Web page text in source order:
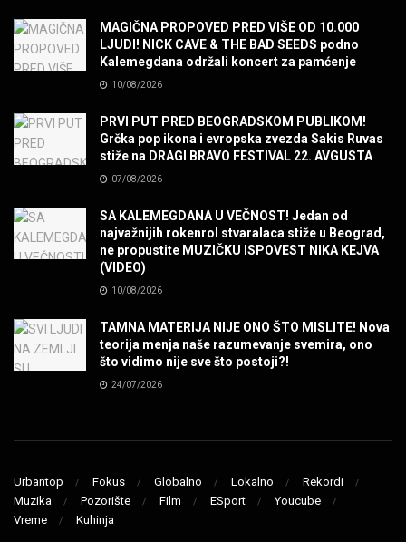
MUZIKA
POVRATAK Iron Maiden The Writing On The Wall
SENIDAHHH!
MUZIKA
Miss You! Charlie Watts
MUZIKA
MUZIKA
MAD MAD DRUMMER!
MUZIKA
MAGIČNA PROPOVED PRED VIŠE OD 10.000
LJUDI! NICK CAVE & THE BAD SEEDS podno
Kalemegdana održali koncert za pamćenje
10/08/2026
PRVI PUT PRED BEOGRADSKOM PUBLIKOM!
Grčka pop ikona i evropska zvezda Sakis Ruvas
stiže na DRAGI BRAVO FESTIVAL 22. AVGUSTA
07/08/2026
SA KALEMEGDANA U VEČNOST! Jedan od
najvažnijih rokenrol stvaralaca stiže u Beograd,
ne propustite MUZIČKU ISPOVEST NIKA KEJVA
(VIDEO)
10/08/2026
TAMNA MATERIJA NIJE ONO ŠTO MISLITE! Nova
teorija menja naše razumevanje svemira, ono
što vidimo nije sve što postoji?!
24/07/2026
Urbantop Fokus Globalno Lokalno
Rekordi
Muzika
Pozorište Film ESport
Youcube
Vreme
Kuhinja